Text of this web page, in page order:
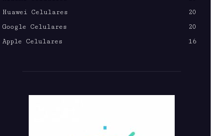
Huawei Celulares
20
Google Celulares
20
Apple Celulares
16